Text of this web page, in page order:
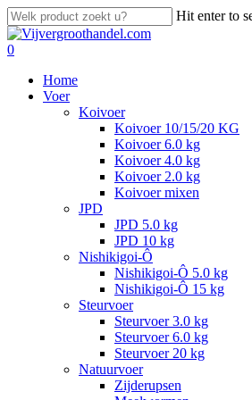
Skip
to
main
Hit enter to
Close
Search
search
account
0
Home
Voer
Koivoer
Koivoer 10/15/20 KG
Koivoer 6.0 kg
Koivoer 4.0 kg
Koivoer 2.0 kg
Koivoer mixen
JPD
JPD 5.0 kg
JPD 10 kg
Nishikigoi-Ô
Nishikigoi-Ô 5.0 kg
Nishikigoi-Ô 15 kg
Steurvoer
Steurvoer 3.0 kg
Steurvoer 6.0 kg
Steurvoer 20 kg
Natuurvoer
Zijderupsen